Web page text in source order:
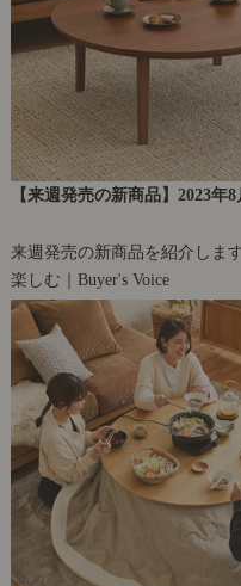
【来週発売の新商品】2023年
来週発売の新商品を紹介します
楽しむ｜Buyer's Voice